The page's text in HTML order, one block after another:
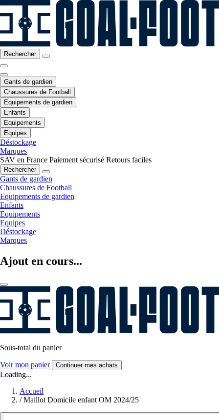
Rechercher
Gants de gardien
Chaussures de Football
Equipements de gardien
Enfants
Equipements
Equipes
Déstockage
Marques
SAV en France Paiement sécurisé Retours faciles
Rechercher
Gants de gardien
Chaussures de Football
Equipements de gardien
Enfants
Equipements
Equipes
Déstockage
Marques
Ajout en cours...
Sous-total du panier
Voir mon panier Continuer mes achats
Loading...
Accueil
/ Maillot Domicile enfant OM 2024/25